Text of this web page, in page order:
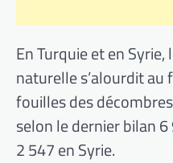
En Turquie et en
naturelle s’alourdit au
fouilles des
selon le dernier bilan
2 547 en Syrie.